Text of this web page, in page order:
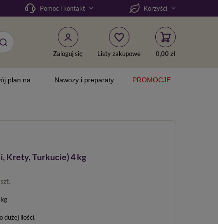
Pomoc i kontakt Korzyści
Zaloguj się Listy zakupowe 0,00 zł
plan na... Nawozy i preparaty PROMOCJE
Krety, Turkucie) 4 kg
szt.
dużej ilości